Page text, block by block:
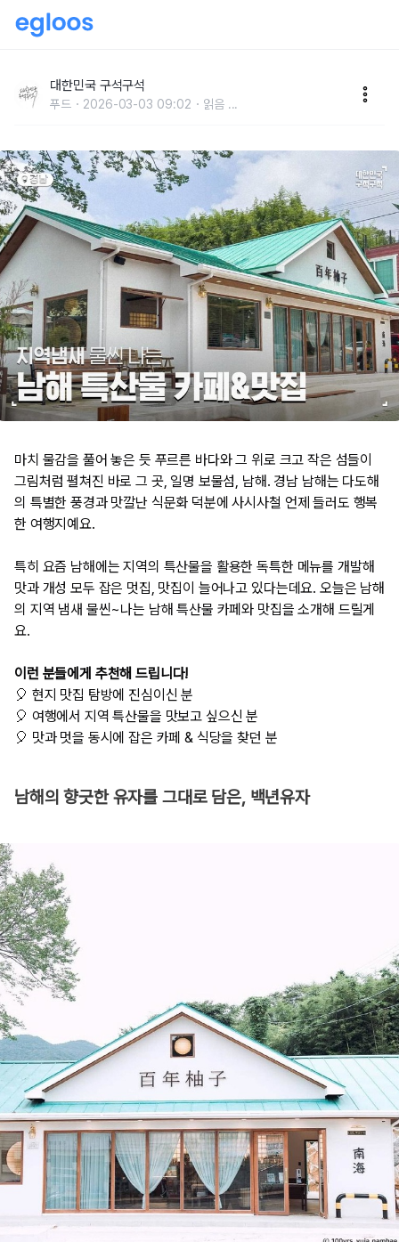
대한민국 구석구석
푸드 2026-03-03 09:02 읽음 ...
마치 물감을 풀어 놓은 듯 푸르른 바다와 그 위로 크고 작은 섬들이
그림처럼 펼쳐진 바로 그 곳, 일명 보물섬, 남해. 경남 남해는 다도해
의 특별한 풍경과 맛깔난 식문화 덕분에 사시사철 언제 들러도 행복
한 여행지예요.
특히 요즘 남해에는 지역의 특산물을 활용한 독특한 메뉴를 개발해
맛과 개성 모두 잡은 멋집, 맛집이 늘어나고 있다는데요. 오늘은 남해
의 지역 냄새 물씬~나는 남해 특산물 카페와 맛집을 소개해 드릴게
요.
이런 분들에게 추천해 드립니다!
🎈 현지 맛집 탐방에 진심이신 분
🎈 여행에서 지역 특산물을 맛보고 싶으신 분
🎈 맛과 멋을 동시에 잡은 카페 & 식당을 찾던 분​
남해의 향긋한 유자를 그대로 담은, 백년유자